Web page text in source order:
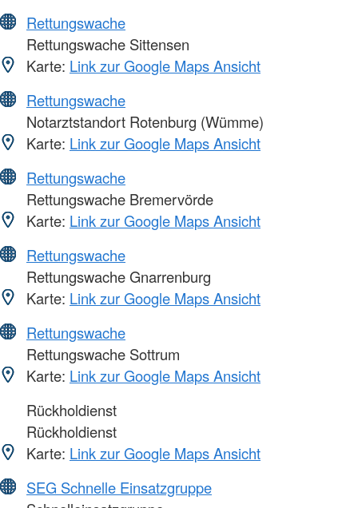
Rettungswache
Rettungswache Sittensen
Karte: Link zur Google Maps Ansicht
Rettungswache
Notarztstandort Rotenburg (Wümme)
Karte: Link zur Google Maps Ansicht
Rettungswache
Rettungswache Bremervörde
Karte: Link zur Google Maps Ansicht
Rettungswache
Rettungswache Gnarrenburg
Karte: Link zur Google Maps Ansicht
Rettungswache
Rettungswache Sottrum
Karte: Link zur Google Maps Ansicht
Rückholdienst
Rückholdienst
Karte: Link zur Google Maps Ansicht
SEG Schnelle Einsatzgruppe